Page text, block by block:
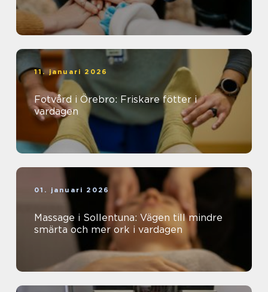
11. januari 2026
Fotvård i Örebro: Friskare fötter i
vardagen
01. januari 2026
Massage i Sollentuna: Vägen till mindre
smärta och mer ork i vardagen